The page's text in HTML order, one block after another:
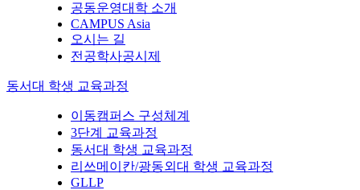
공동운영대학 소개
CAMPUS Asia
오시는 길
전공학사공시제
동서대 학생 교육과정
이동캠퍼스 구성체계
3단계 교육과정
동서대 학생 교육과정
리쓰메이칸/광동외대 학생 교육과정
GLLP